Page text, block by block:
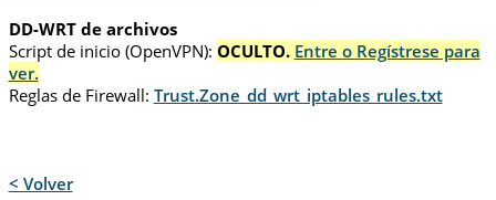
DD-WRT de archivos
Script de inicio (OpenVPN): OCULTO. Entre o Regístrese para
ver.
Reglas de Firewall: Trust.Zone_dd_wrt_iptables_rules.txt
< Volver